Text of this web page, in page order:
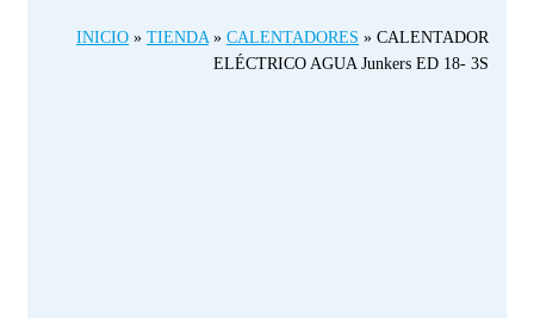
INICIO » TIENDA » CALENTADORES » CALENTADOR
ELÉCTRICO AGUA Junkers ED 18- 3S